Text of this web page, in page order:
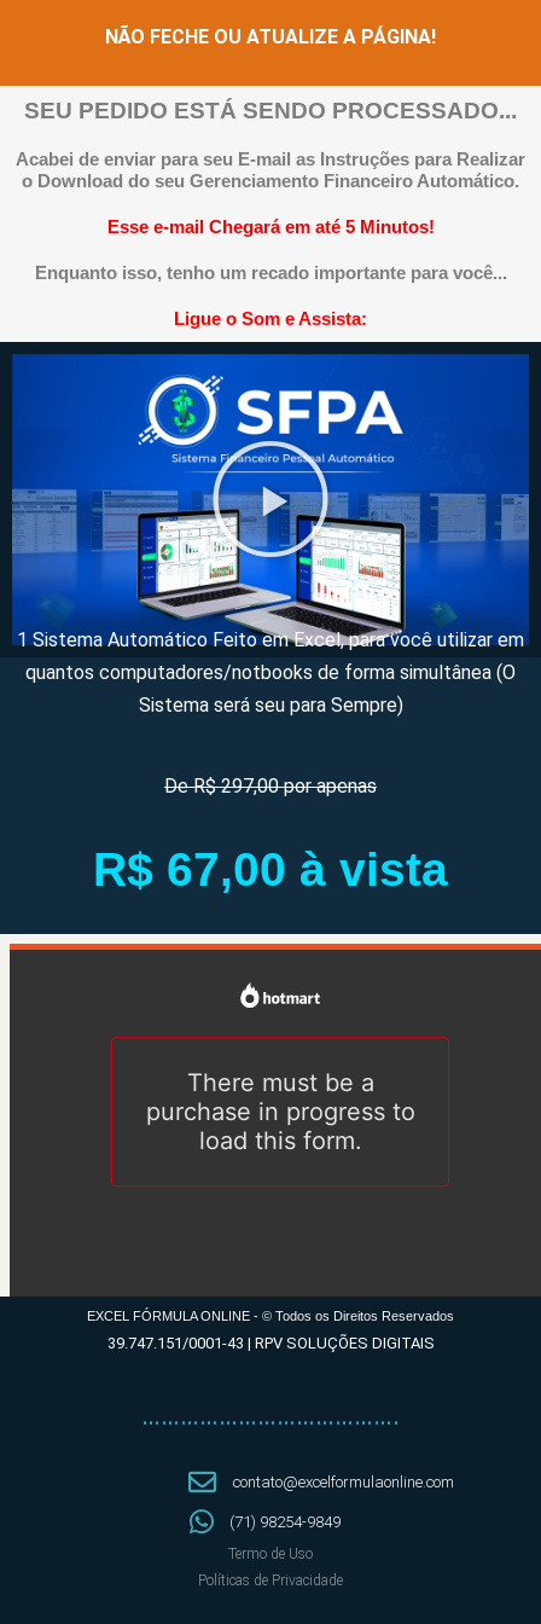
NÃO FECHE OU ATUALIZE A PÁGINA!
SEU PEDIDO ESTÁ SENDO PROCESSADO...
Acabei de enviar para seu E-mail as Instruções para Realizar
o Download do seu Gerenciamento Financeiro Automático.
Esse e-mail Chegará em até 5 Minutos!
Enquanto isso, tenho um recado importante para você...
Ligue o Som e Assista:
1 Sistema Automático Feito em Excel, para você utilizar em
quantos computadores/notbooks de forma simultânea (O
Sistema será seu para Sempre)
De R$ 297,00 por apenas
R$ 67,00 à vista
EXCEL FÓRMULA ONLINE - © Todos os Direitos Reservados
39.747.151/0001-43 | RPV SOLUÇÕES DIGITAIS
………………………………….
contato@excelformulaonline.com
(71) 98254-9849
Termo de Uso
Políticas de Privacidade